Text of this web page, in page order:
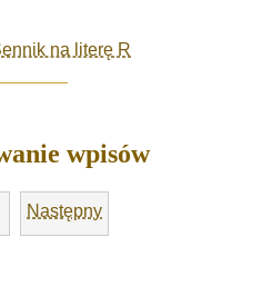
na literę R
wpisów
Następny